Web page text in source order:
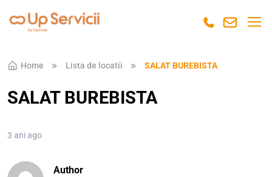
Skip to navigation
Skip to content
Home Lista de locatii SALAT BUREBISTA
SALAT BUREBISTA
3 ani ago
Author